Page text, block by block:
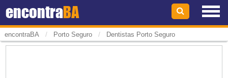
encontraBA
encontraBA / Porto Seguro / Dentistas Porto Seguro